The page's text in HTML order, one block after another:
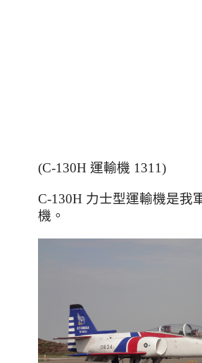
(C-130H 運輸機 1311)
C-130H 力士型運輸機是我
機。